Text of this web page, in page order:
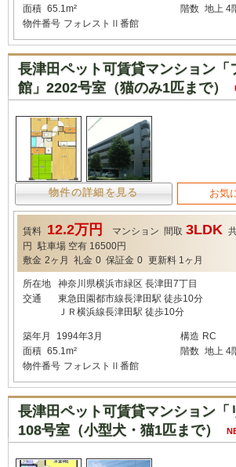
面積 65.1m² 階数 地上 4
物件番号 フォレストⅡ番館
長津田ペット可賃貸マンション
館」2202号室（猫のみ1匹まで）
物件の詳細を見る お気
賃料 12.2万円 マンション 間取 3LDK
円
駐車場 空有 16500円
敷金 2ヶ月 礼金 0 保証金 0 更新料 1ヶ月
所在地
神奈川県横浜市緑区 長津田7丁目
交通
東急田園都市線長津田駅 徒歩10分
ＪＲ横浜線長津田駅 徒歩10分
築年月 1994年3月 構造 RC
面積 65.1m² 階数 地上 4
物件番号 フォレストⅡ番館
長津田ペット可賃貸マンション「
108号室（小型犬・猫1匹まで）